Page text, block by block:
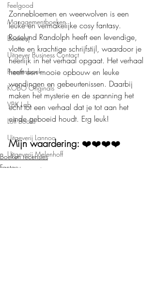
Feelgood
Managementboeken
Boekerij
Uitgever Business Contact
Prentenboek
KOBO Originals
VBK Lab
Loft Books
Uitgeverij Lannoo
Uitgeverij Melenhoff
Uitgeverij Zilverspoor
Zonnebloemen en weerwolven is een
leuke en vermakelijke cosy fantasy.
Roselynd Randolph heeft een levendige,
vlotte en krachtige schrijfstijl, waardoor je
heerlijk in het verhaal opgaat. Het verhaal
heeft een mooie opbouw en leuke
wendingen en gebeurtenissen. Daarbij
maken het mysterie en de spanning het
echt tot een verhaal dat je tot aan het
einde geboeid houdt. Erg leuk!
Mijn waardering: ❤️❤️❤️❤️
Boeken recensies
Fantasy